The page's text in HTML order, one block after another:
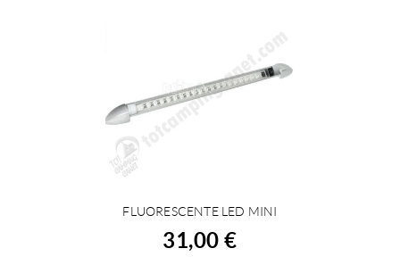
ACHETER
FLUORESCENTE LED MINI
31,00 €